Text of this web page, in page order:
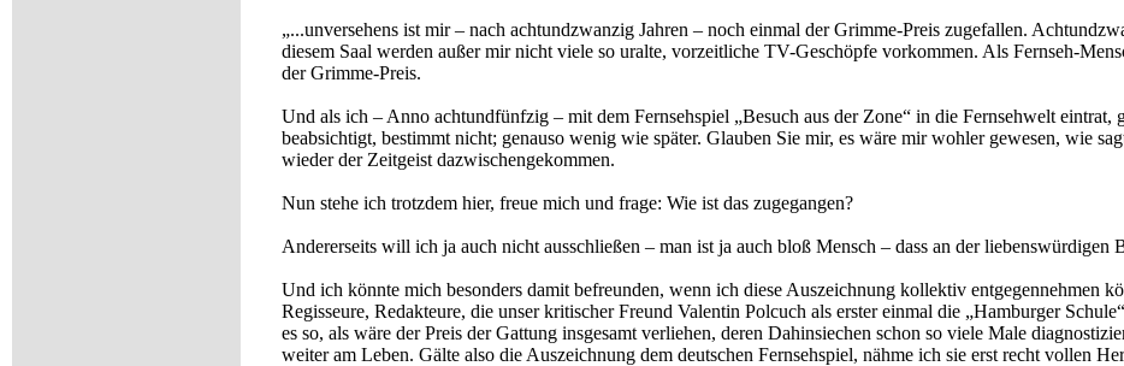
„...unversehens ist mir – nach achtundzwanzig Jahren – noch einmal der Grimme-Preis zugefallen.
diesem Saal werden außer mir nicht viele so uralte, vorzeitliche TV-Geschöpfe vorkommen. Als Fernseh-
der Grimme-Preis.
Und als ich – Anno achtundfünfzig – mit dem Fernsehspiel „Besuch aus der Zone“ in die Fernsehwelt
beabsichtigt, bestimmt nicht; genauso wenig wie später. Glauben Sie mir, es wäre mir wohler gewesen, wie
wieder der Zeitgeist dazwischengekommen.
Nun stehe ich trotzdem hier, freue mich und frage: Wie ist das zugegangen?
Andererseits will ich ja auch nicht ausschließen – man ist ja auch bloß Mensch – dass an der liebenswürdigen
Und ich könnte mich besonders damit befreunden, wenn ich diese Auszeichnung kollektiv entgegennehmen
Regisseure, Redakteure, die unser kritischer Freund Valentin Polcuch als erster einmal die „Hamburger
es so, als wäre der Preis der Gattung insgesamt verliehen, deren Dahinsiechen schon so viele Male
weiter am Leben. Gälte also die Auszeichnung dem deutschen Fernsehspiel, nähme ich sie erst recht vollen